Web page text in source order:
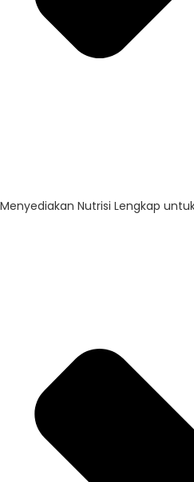
Menyediakan Nutrisi Lengkap